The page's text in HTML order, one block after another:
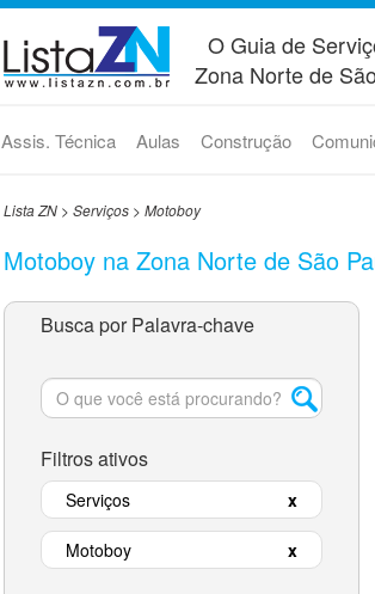
O Guia de
Zona Norte de
Assis. Técnica Aulas Construção
Lista ZN> Serviços> Motoboy
Motoboy na Zona Norte de São
Busca por Palavra-chave
Filtros ativos
Serviços x
Motoboy x